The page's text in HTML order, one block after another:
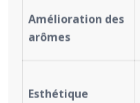
Amélioration des
arômes
Esthétique